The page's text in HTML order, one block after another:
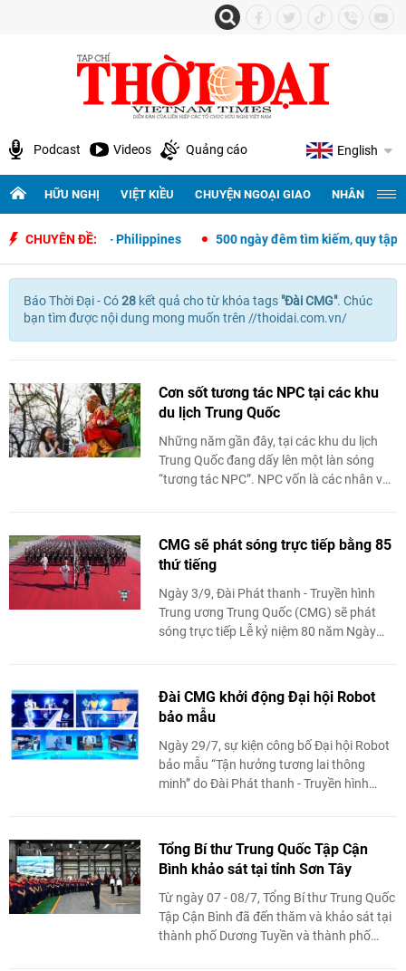
Podcast Videos Quảng cáo English
HỮU NGHỊ VIỆT KIỀU CHUYỆN NGOẠI GIAO NHÂN
CHUYÊN ĐỀ:
giao Việt Nam - Philippines 500 ngày đêm tìm kiếm, quy tập
Báo Thời Đại - Có28 kết quả chotừ khóa tags "Đài CMG". Chúc
bạn tìm được nội dung mong muốn trên //thoidai.com.vn/
Cơn sốt tương tác NPC tại các khu
du lịch Trung Quốc
Những năm gần đây, tại các khu du lịch
Trung Quốc đang dấy lên một làn sóng
“tương tác NPC”. NPC vốn là các nhân vật
CMG sẽ phát sóng trực tiếp bằng 85
thứ tiếng
Ngày 3/9, Đài Phát thanh - Truyền hình
Trung ương Trung Quốc (CMG) sẽ phát
sóng trực tiếp Lễ kỷ niệm 80 năm Ngày
Đài CMG khởi động Đại hội Robot
bảo mẫu
Ngày 29/7, sự kiện công bố Đại hội Robot
bảo mẫu “Tận hưởng tương lai thông
minh” do Đài Phát thanh - Truyền hình
Tổng Bí thư Trung Quốc Tập Cận
Bình khảo sát tại tỉnh Sơn Tây
Từ ngày 07 - 08/7, Tổng Bí thư Trung Quốc
Tập Cận Bình đã đến thăm và khảo sát tại
thành phố Dương Tuyền và thành phố